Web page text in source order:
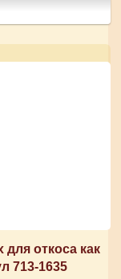
откоса как
713-1635